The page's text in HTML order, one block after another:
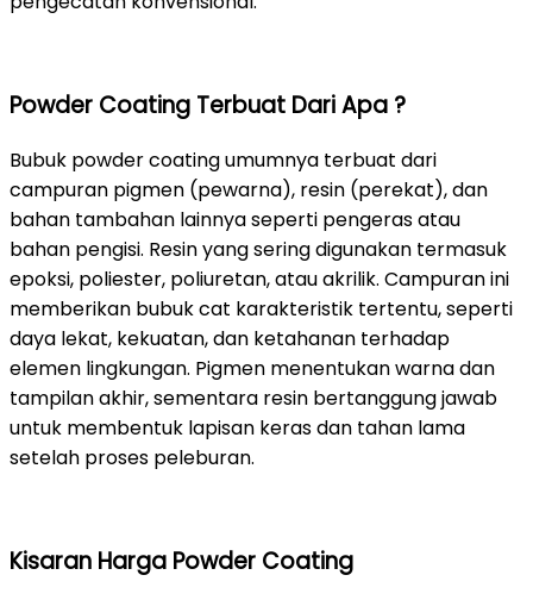
Powder Coating Terbuat Dari Apa ?
Bubuk powder coating umumnya terbuat dari
campuran pigmen (pewarna), resin (perekat), dan
bahan tambahan lainnya seperti pengeras atau
bahan pengisi. Resin yang sering digunakan termasuk
epoksi, poliester, poliuretan, atau akrilik. Campuran ini
memberikan bubuk cat karakteristik tertentu, seperti
daya lekat, kekuatan, dan ketahanan terhadap
elemen lingkungan. Pigmen menentukan warna dan
tampilan akhir, sementara resin bertanggung jawab
untuk membentuk lapisan keras dan tahan lama
setelah proses peleburan.
Kisaran Harga Powder Coating